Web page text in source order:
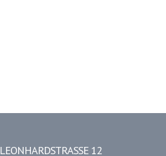
LEONHARDSTRASSE 12